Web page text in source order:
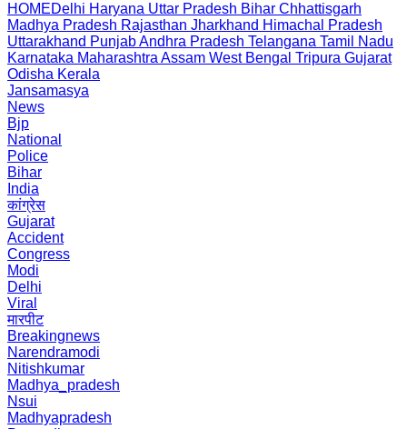
HOMEDelhi Haryana Uttar Pradesh Bihar Chhattisgarh
Madhya Pradesh Rajasthan Jharkhand Himachal Pradesh
Uttarakhand PunjabAndhra Pradesh Telangana Tamil Nadu
Karnataka Maharashtra Assam West Bengal Tripura Gujarat
Odisha Kerala
Jansamasya
News
Bjp
National
Police
Bihar
India
कांग्रेस
Gujarat
Accident
Congress
Modi
Delhi
Viral
मारपीट
Breakingnews
Narendramodi
Nitishkumar
Madhya_pradesh
Nsui
Madhyapradesh